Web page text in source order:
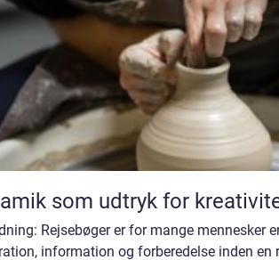
som udtryk for
Rejsebøger er for mange mennesker
information og forberedelse inden en